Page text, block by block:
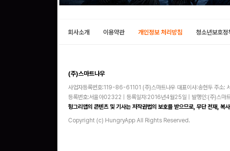
회사소개 이용약관 개인정보 처리방침 청소년보호정
(주)스마트나우
사업자등록번호:119-86-61101 (주)스마트나우 대표이사:송현두
등록번호:서울아02322 | 등록일자:2016년4월25일 | 발행인:(주)스마
헝그리앱의 콘텐츠 및 기사는 저작권법의 보호를 받으므로, 무단 전재, 복
Copyright (c) HungryApp All Rights Reserved.